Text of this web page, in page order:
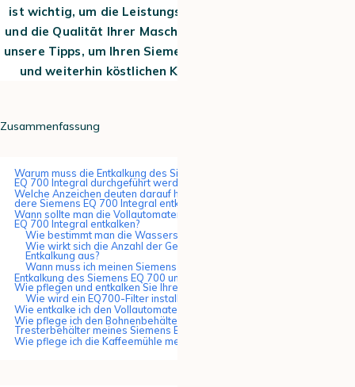
ist wichtig, um die Leistungsfähigkeit, die Langlebigkeit
und die Qualität Ihrer Maschine zu erhalten. Befolgen Sie
unsere Tipps, um Ihren Siemens EQ700 effektiv zu pflegen
und weiterhin köstlichen Kaffee genießen zu können.
Zusammenfassung
Warum muss die Entkalkung des Siemens EQ 700 und des Siemens
EQ 700 Integral durchgeführt werden?
Welche Anzeichen deuten darauf hin, dass der Siemens EQ 700 und
dere Siemens EQ 700 Integral entkalkt werden müssen?
Wann sollte man die Vollautomaten Siemens EQ 700 und Siemens
EQ 700 Integral entkalken?
Wie bestimmt man die Wasserstärke?
Wie wirkt sich die Anzahl der Getränke auf die Häufigkeit der
Entkalkung aus?
Wann muss ich meinen Siemens EQ 700 entkalken?
Entkalkung des Siemens EQ 700 und des Siemens EQ 700 Integral:
Wie pflegen und entkalken Sie Ihre Siemens Vollautomaten?
Wie wird ein EQ700-Filter installiert?
Wie entkalke ich den Vollautomaten Siemens EQ700?
Wie pflege ich den Bohnenbehälter, den Wasserbehälter und den
Tresterbehälter meines Siemens EQ700?
Wie pflege ich die Kaffeemühle meines Siemens EQ700?